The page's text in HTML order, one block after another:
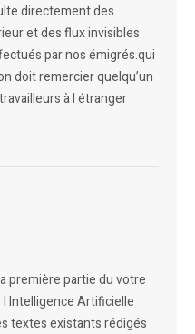
directement des
et des flux invisibles
par nos émigrés.qui
doit remercier quelqu’un
à l étranger
première partie du votre
Intelligence Artificielle
textes existants rédigés